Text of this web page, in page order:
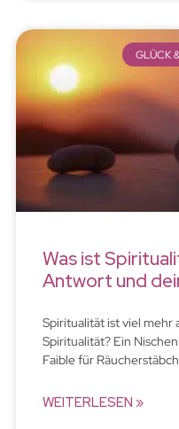
GLÜCK
Was ist
Antwort und
Spiritualität ist viel mehr
Spiritualität? Ein
Faible für
WEITERLESEN »